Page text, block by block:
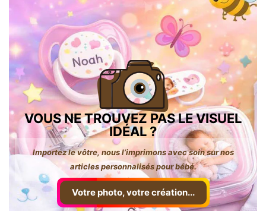
VOUS NE TROUVEZ PAS LE VISUEL
IDÉAL ?
Importez le vôtre, nous l’imprimons avec soin sur nos
articles personnalisés pour bébé.
Votre photo, votre création...